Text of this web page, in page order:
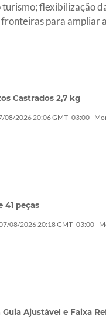
flexibilização
para ampliar
Castrados 2,7 kg
08/2026 20:06 GMT -03:00 -
41 peças
08/2026 20:18 GMT -03:00 -
Ajustável e Faixa